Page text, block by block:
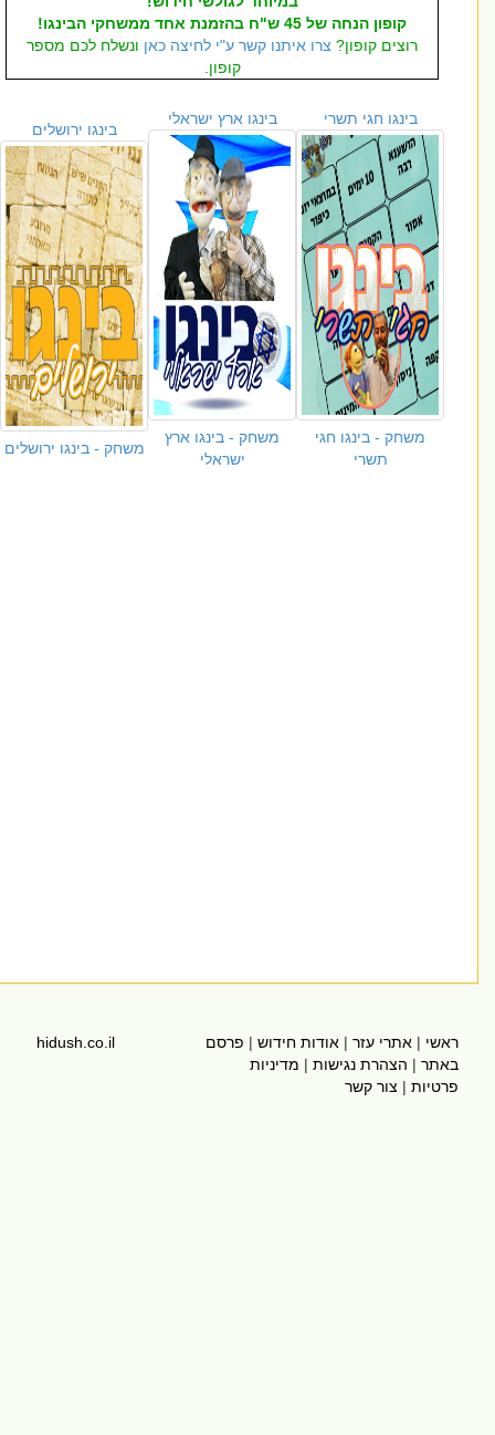
קופון הנחה של 45 ש"ח בהזמנת אחד ממשחקי הבינגו!
רוצים קופון? צרו איתנו קשר ע"י לחיצה כאןונשלח לכם מספר
בינגו חגי תשרי
משחק - בינגו חגי
בינגו ארץ ישראלי
משחק - בינגו ארץ
בינגו ירושלים
משחק - בינגו ירושלים
אתרי עזר|אודות חידוש|פרסם
הצהרת נגישות|מדיניות
|צור קשר
hidush.co.il